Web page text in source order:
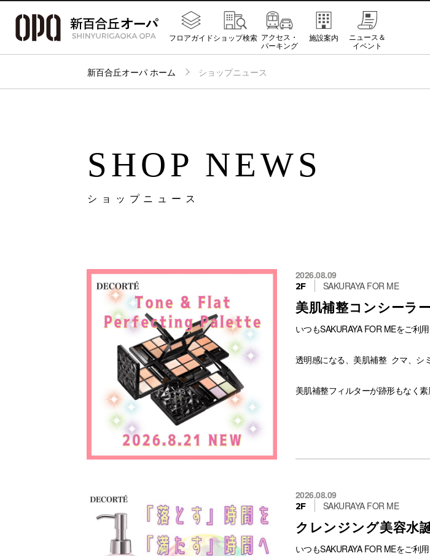
フロアガイドショップ検索 アクセス・
パーキング
施設案内
ニュース＆
イベント
新百合丘オーパ ホーム ショップニュース
SHOP NEWS
ショップニュース
2026.08.09
2F SAKURAYA FOR ME
美肌補整コンシーラ
いつもSAKURAYA FOR MEをご利
透明感になる、美肌補整 クマ、シ
美肌補整フィルターが跡形もなく
覆い隠すのではなく、素肌を描き
🤎ベージュトーンパレット
あらゆる肌悩みに特化した4色セッ
💚カラーコントロールパレット
色と光を操り、均一で美しい立体
2026.08.09
2F SAKURAYA FOR ME
クレンジング美容水
いつもSAKURAYA FOR MEをご利